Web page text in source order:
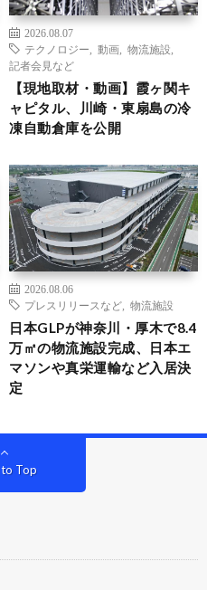
2026.08.07
テクノロジー
動画 物流施設
記者会見など
【現地取材・動画】霞ヶ関キ
ャピタル、川崎・東扇島の冷
凍自動倉庫を公開
2026.08.06
プレスリリースなど
物流施設
日本GLPが神奈川・厚木で8.4
万㎡の物流施設完成、日本エ
マソンや真栄運輸など入居決
定
to Top